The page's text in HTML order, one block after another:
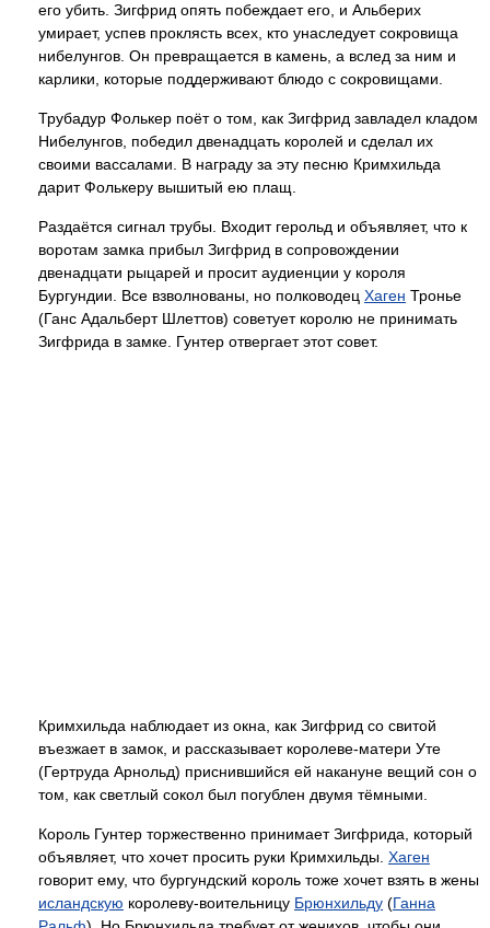
его убить. Зигфрид опять побеждает его, и Альберих
умирает, успев проклясть всех, кто унаследует сокровища
нибелунгов. Он превращается в камень, а вслед за ним и
карлики, которые поддерживают блюдо с сокровищами.
Трубадур Фолькер поёт о том, как Зигфрид завладел кладом
Нибелунгов, победил двенадцать королей и сделал их
своими вассалами. В награду за эту песню Кримхильда
дарит Фолькеру вышитый ею плащ.
Раздаётся сигнал трубы. Входит герольд и объявляет, что к
воротам замка прибыл Зигфрид в сопровождении
двенадцати рыцарей и просит аудиенции у короля
Бургундии. Все взволнованы, но полководец Хаген Тронье
(Ганс Адальберт Шлеттов) советует королю не принимать
Зигфрида в замке. Гунтер отвергает этот совет.
Кримхильда наблюдает из окна, как Зигфрид со свитой
въезжает в замок, и рассказывает королеве-матери Уте
(Гертруда Арнольд) приснившийся ей накануне вещий сон о
том, как светлый сокол был погублен двумя тёмными.
Король Гунтер торжественно принимает Зигфрида, который
объявляет, что хочет просить руки Кримхильды. Хаген
говорит ему, что бургундский король тоже хочет взять в жены
исландскую королеву-воительницу Брюнхильду (Ганна